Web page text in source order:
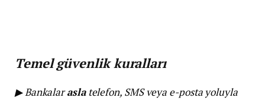
Temel güvenlik kuralları
▶ Bankalaraslatelefon, SMS veya e-posta yoluyla